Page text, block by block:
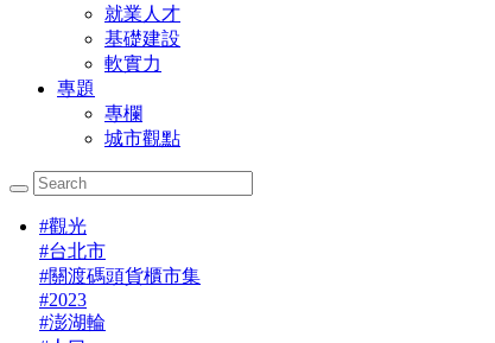
就業人才
基礎建設
軟實力
專題
專欄
城市觀點
#觀光
#台北市
#關渡碼頭貨櫃市集
#2023
#澎湖輪